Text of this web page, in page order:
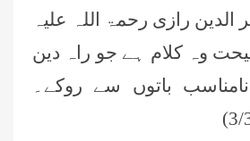
رازی رحمۃ اللہ علیہ
وہ کلام ہے جو راہ دین
نامناسب باتوں سے روکے۔